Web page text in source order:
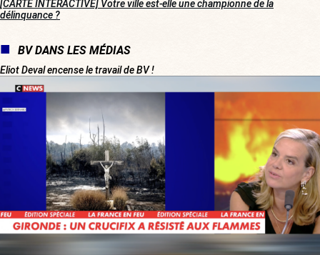
[CARTE INTERACTIVE] Votre ville est-elle une championne de la
délinquance ?
BV DANS LES MÉDIAS
Eliot Deval encense le travail de BV !